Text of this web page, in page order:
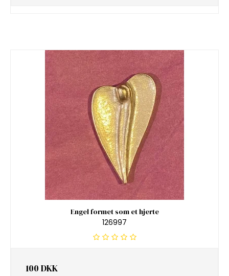
Engel formet som et hjerte
126997
100 DKK